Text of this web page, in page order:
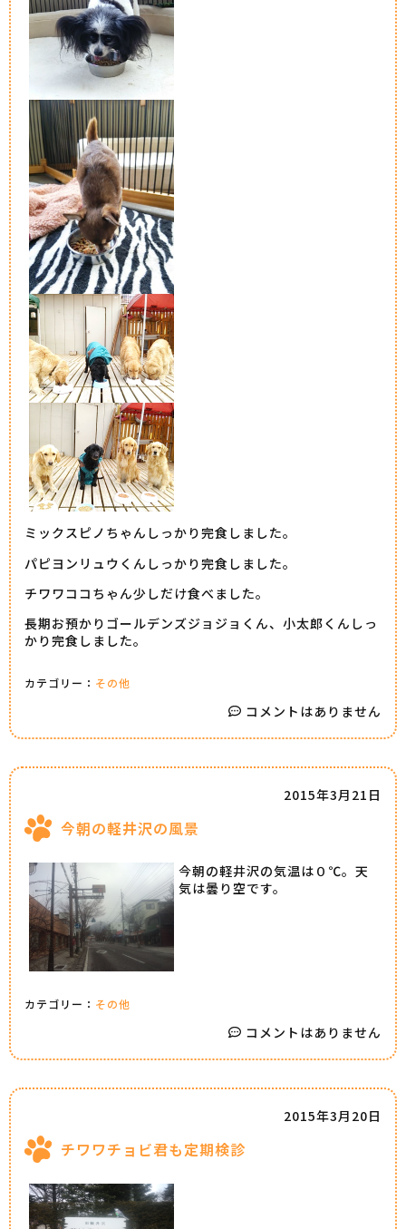
ミックスピノちゃんしっかり完食しました。
パピヨンリュウくんしっかり完食しました。
チワワココちゃん少しだけ食べました。
長期お預かりゴールデンズジョジョくん、小太郎くんしっ
かり完食しました。
カテゴリー： その他
コメントはありません
今朝の軽井沢の風景
2015年3月21日
今朝の軽井沢の気温は０℃。天
気は曇り空です。
カテゴリー： その他
コメントはありません
チワワチョビ君も定期検診
2015年3月20日